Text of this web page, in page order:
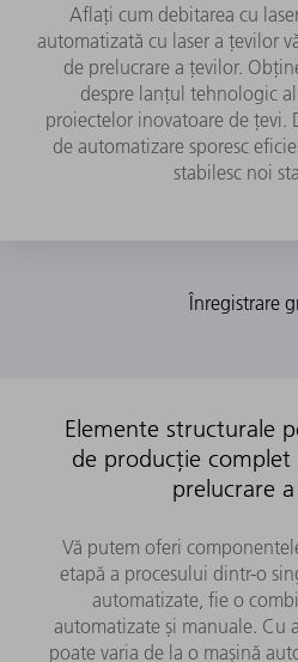
Aflați cum debitarea cu
automatizată cu laser a țevilor
de prelucrare a țevilor.
despre lanțul tehnologic
proiectelor inovatoare de țevi.
de automatizare sporesc
stabilesc noi
Elemente structurale
de producție
prelucrare
Vă putem oferi
etapă a procesului dintr-o
automatizate, fie o
automatizate și manuale. Cu
poate varia de la o mașină